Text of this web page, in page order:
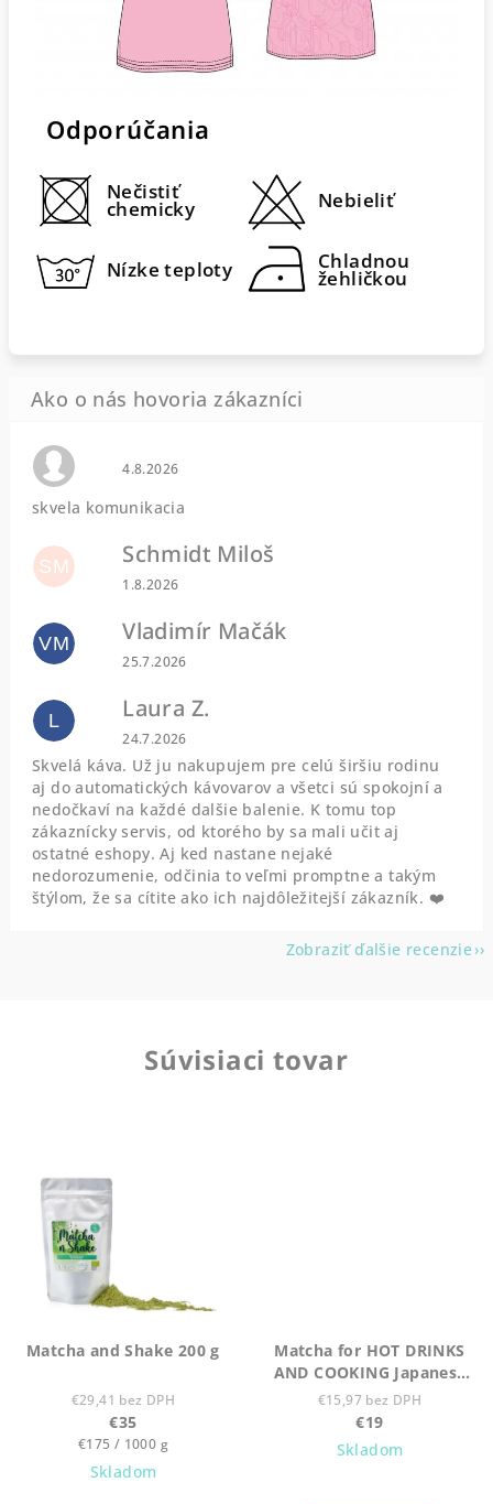
Odporúčania
Nečistiť
chemicky Nebieliť
Nízke teploty Chladnou
žehličkou
Hodnotenie obchodu je 0 z 5 hviezdičiek.
4.8.2026
skvela komunikacia
SM Schmidt Miloš
Hodnotenie obchodu je 5 z 5 hviezdičiek.
1.8.2026
VM Vladimír Mačák
Hodnotenie obchodu je 5 z 5 hviezdičiek.
25.7.2026
L Laura Z.
Hodnotenie obchodu je 5 z 5 hviezdičiek.
24.7.2026
Skvelá káva. Už ju nakupujem pre celú širšiu rodinu
aj do automatických kávovarov a všetci sú spokojní a
nedočkaví na každé dalšie balenie. K tomu top
zákaznícky servis, od ktorého by sa mali učit aj
ostatné eshopy. Aj ked nastane nejaké
nedorozumenie, odčinia to veľmi promptne a takým
štýlom, že sa cítite ako ich najdôležitejší zákazník. ❤️
Zobraziť ďalšie recenzie
Súvisiaci tovar
Matcha and Shake 200 g
€29,41 bez DPH
€35
Jednotková
cena:
€175 / 1000 g
Skladom
Matcha for HOT DRINKS
AND COOKING Japanese
Organic-90 g
€15,97 bez DPH
€19
Skladom